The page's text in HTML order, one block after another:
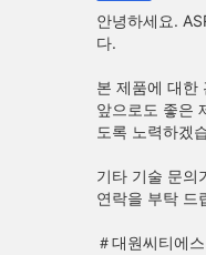
안녕하세요.
다.
본 제품에 대한
앞으로도 좋은
도록 노력하겠
기타 기술 문의
연락을 부탁 드
＃대원씨티에